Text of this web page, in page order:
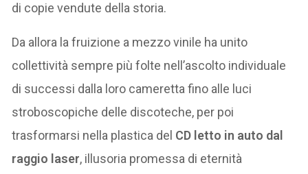
di copie vendute della storia.
Da allora la fruizione a mezzo vinile ha unito
collettività sempre più folte nell’ascolto individuale
di successi dalla loro cameretta fino alle luci
stroboscopiche delle discoteche, per poi
trasformarsi nella plastica del CD letto in auto dal
raggio laser, illusoria promessa di eternità